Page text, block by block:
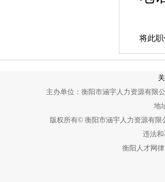
将此
主办单位：衡阳市涵宇人力资源有限
地
版权所有© 衡阳市涵宇人力资源有
违法和
衡阳人才网